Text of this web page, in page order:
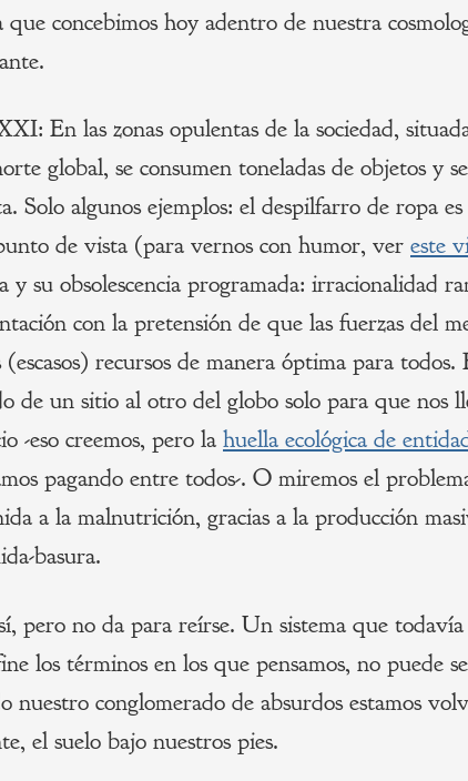
que concebimos hoy adentro de nuestra
En las zonas opulentas de la sociedad,
global, se consumen toneladas de objetos y
Solo algunos ejemplos: el despilfarro de ropa
de vista (para vernos con humor, ver este
y su obsolescencia programada: irracionalidad
con la pretensión de que las fuerzas del
recursos de manera óptima para todos.
de un sitio al otro del globo solo para que nos
-eso creemos, pero la huella ecológica de
pagando entre todos-. O miremos el
a la malnutrición, gracias a la producción
basura.
pero no da para reírse. Un sistema que
los términos en los que pensamos, no puede
nuestro conglomerado de absurdos estamos
el suelo bajo nuestros pies.